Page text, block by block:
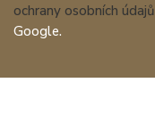
ochrany osobních údajů
Google.